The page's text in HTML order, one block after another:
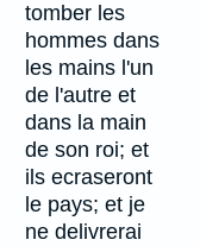
tomber les
hommes dans
les mains l'un
de l'autre et
dans la main
de son roi; et
ils ecraseront
le pays; et je
ne delivrerai